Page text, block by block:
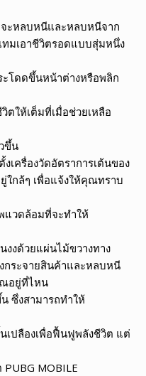
ะหลบหนีและหลบหนีจาก
มเอาชีวิตรอดแบบสุ่มหนึ่ง
ะโดดขึ้นหน้าต่างหรือพลิก
ตให้เต็มที่เมื่อช่วยเหลือ
ขึ้น
เครื่องวัดอัตราการเต้นของ
ใกล้ๆ เพื่อแจ้งให้คุณทราบ
แวดล้อมที่จะทำให้
งงด้วยแผ่นไม้ขวางทาง
กระจายสินค้าและหลบหนี
อยู่ที่ไหน
ซึ่งสามารถทำให้
เปลืองเพื่อฟื้นฟูพลังชีวิต แต่
MOBILE